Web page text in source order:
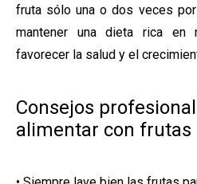
fruta sólo una o dos veces
mantener una dieta rica en
favorecer la salud y el
Consejos
alimentar con frutas